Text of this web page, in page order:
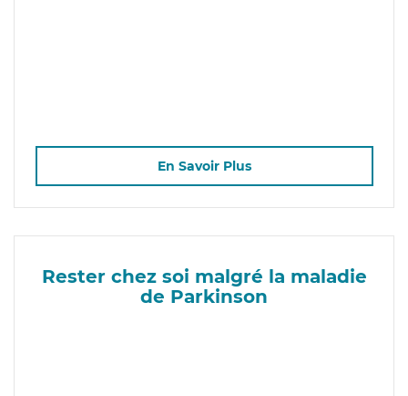
En Savoir Plus
Rester chez soi malgré la maladie
de Parkinson